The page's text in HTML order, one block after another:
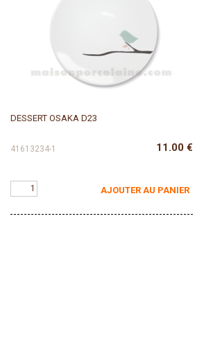
DESSERT OSAKA D23
41613234-1 11.00 €
AJOUTER AU PANIER